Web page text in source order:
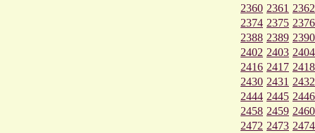
2360 2361 2362
2374 2375 2376
2388 2389 2390
2402 2403 2404
2416 2417 2418
2430 2431 2432
2444 2445 2446
2458 2459 2460
2472 2473 2474